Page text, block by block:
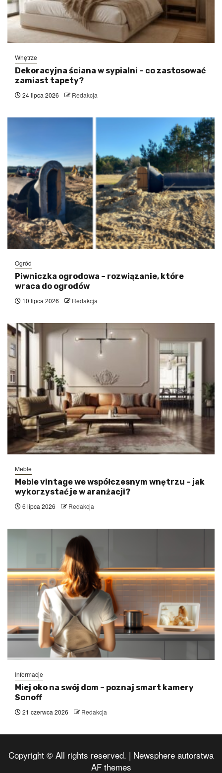
Wnętrze
Dekoracyjna ściana w sypialni – co zastosować
zamiast tapety?
24 lipca 2026 Redakcja
Ogród
Piwniczka ogrodowa – rozwiązanie, które
wraca do ogrodów
10 lipca 2026 Redakcja
Meble
Meble vintage we współczesnym wnętrzu – jak
wykorzystać je w aranżacji?
6 lipca 2026 Redakcja
Informacje
Miej oko na swój dom – poznaj smart kamery
Sonoff
21 czerwca 2026 Redakcja
Copyright © All rights reserved. | Newsphere autorstwa
AF themes